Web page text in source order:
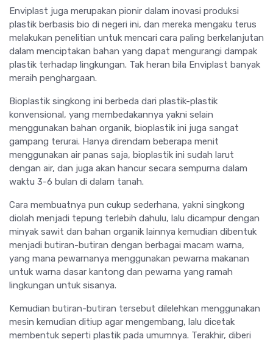
Enviplast juga merupakan pionir dalam inovasi produksi
plastik berbasis bio di negeri ini, dan mereka mengaku terus
melakukan penelitian untuk mencari cara paling berkelanjutan
dalam menciptakan bahan yang dapat mengurangi dampak
plastik terhadap lingkungan. Tak heran bila Enviplast banyak
meraih penghargaan.
Bioplastik singkong ini berbeda dari plastik-plastik
konvensional, yang membedakannya yakni selain
menggunakan bahan organik, bioplastik ini juga sangat
gampang terurai. Hanya direndam beberapa menit
menggunakan air panas saja, bioplastik ini sudah larut
dengan air, dan juga akan hancur secara sempurna dalam
waktu 3-6 bulan di dalam tanah.
Cara membuatnya pun cukup sederhana, yakni singkong
diolah menjadi tepung terlebih dahulu, lalu dicampur dengan
minyak sawit dan bahan organik lainnya kemudian dibentuk
menjadi butiran-butiran dengan berbagai macam warna,
yang mana pewarnanya menggunakan pewarna makanan
untuk warna dasar kantong dan pewarna yang ramah
lingkungan untuk sisanya.
Kemudian butiran-butiran tersebut dilelehkan menggunakan
mesin kemudian ditiup agar mengembang, lalu dicetak
membentuk seperti plastik pada umumnya. Terakhir, diberi